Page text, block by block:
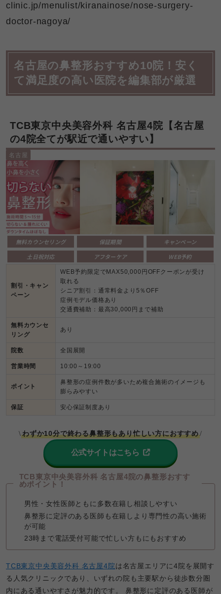
clinic.jp/menulist/kiranainose/nose-surgery-
doctor-nagoya/
名古屋の鼻整形おすすめ10院！安く
て満足度の高い医院を編集部が厳選
TCB東京中央美容外科 名古屋4院【名古屋
の4院全てが駅近で通いやすい】
名古屋
無料カウンセリング 保証期間
キャンペーン
土日祝対応
アフターケア WEB予約
割引・キャン
ペーン
WEB予約限定でMAX50,000円OFFクーポンが受け
取れる
シニア割引：通常料金より5％OFF
症例モデル価格あり
交通費補助：最高30,000円まで補助
無料カウンセ
リング
あり
院数 全国展開
営業時間 10:00～19:00
ポイント
鼻整形の症例件数が多いため複合施術のイメージも
膨らみやすい
保証 安心保証制度あり
\わずか10分で終わる鼻整形もあり忙しい方におすすめ/
公式サイトはこちら
TCB東京中央美容外科 名古屋4院の鼻整形おすす
めポイント！
男性・女性医師ともに多数在籍し相談しやすい
鼻整形に定評のある医師も在籍しより専門性の高い施術
が可能
23時まで電話受付可能で忙しい方もにもおすすめ
TCB東京中央美容外科 名古屋4院は名古屋エリアに4院を展開す
る人気クリニックであり、いずれの院も主要駅から徒歩数分圏
内にある通いやすさが魅力的です。 鼻整形に定評のある医師が